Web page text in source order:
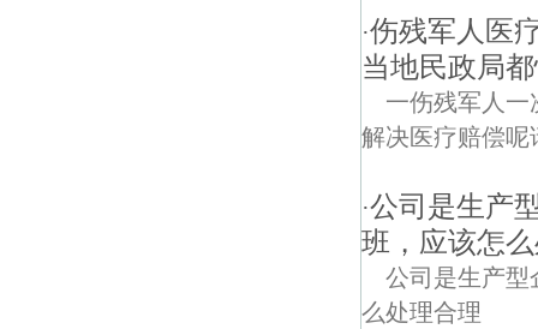
·伤残军人医
当地民政局
一伤残军人
解决医疗赔偿呢
·公司是生产
班，应该怎
公司是生产型
么处理合理